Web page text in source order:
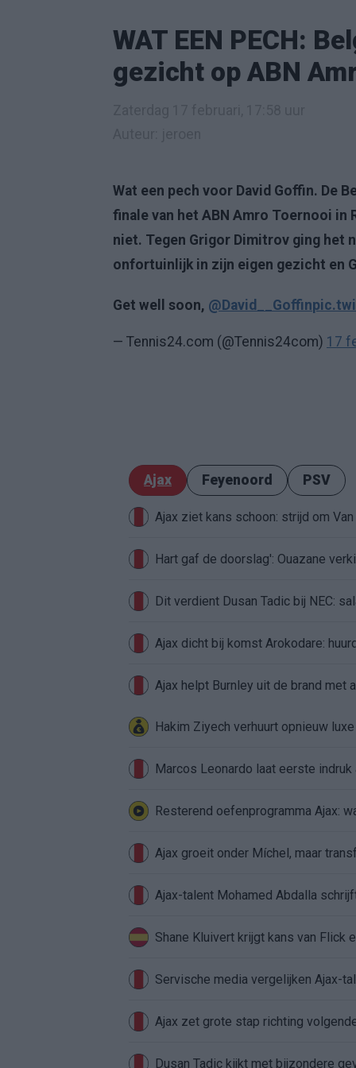
WAT EEN PECH:
gezicht op ABN
Wat een pech voor David Goffin. De
finale van het ABN Amro Toernooi in
niet. Tegen Grigor Dimitrov ging het
onfortuinlijk in zijn eigen gezicht en
Get well soon, @David__Goffin
— Tennis24.com (@Tennis24com) 17
Ajax Feyenoord PSV
Ajax ziet kans schoon: strijd om
Hart gaf de doorslag': Ouazane
Dit verdient Dusan Tadic bij NEC:
Ajax dicht bij komst Arokodare:
Ajax helpt Burnley uit de brand met
Hakim Ziyech verhuurt opnieuw
Marcos Leonardo laat eerste
Resterend oefenprogramma Ajax:
Ajax groeit onder Míchel, maar
Ajax-talent Mohamed Abdalla
Shane Kluivert krijgt kans van Flick
Servische media vergelijken Ajax-
Ajax zet grote stap richting
Dusan Tadic kijkt met bijzondere